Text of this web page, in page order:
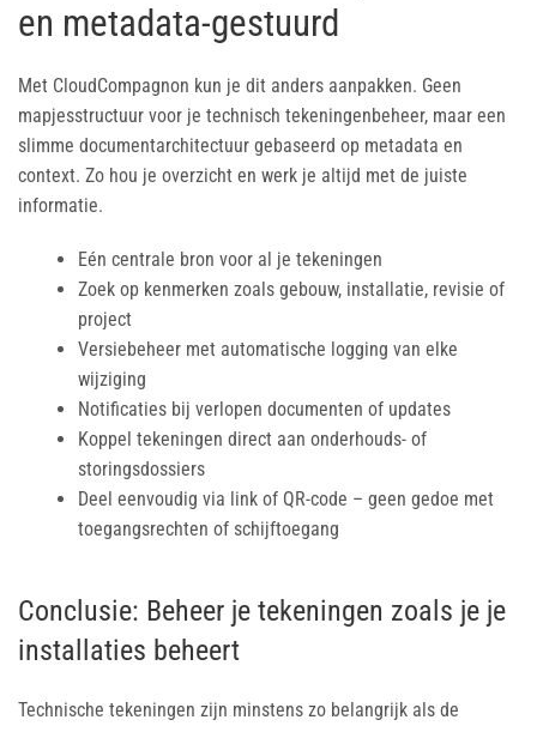
en metadata-gestuurd
Met CloudCompagnon kun je dit anders aanpakken. Geen
mapjesstructuur voor je technisch tekeningenbeheer, maar een
slimme documentarchitectuur gebaseerd op metadata en
context. Zo hou je overzicht en werk je altijd met de juiste
informatie.
Eén centrale bron voor al je tekeningen
Zoek op kenmerken zoals gebouw, installatie, revisie of
project
Versiebeheer met automatische logging van elke
wijziging
Notificaties bij verlopen documenten of updates
Koppel tekeningen direct aan onderhouds- of
storingsdossiers
Deel eenvoudig via link of QR-code – geen gedoe met
toegangsrechten of schijftoegang
Conclusie: Beheer je tekeningen zoals je je
installaties beheert
Technische tekeningen zijn minstens zo belangrijk als de